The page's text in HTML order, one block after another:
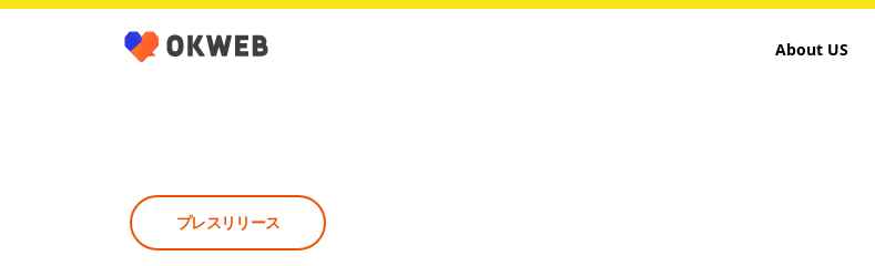
About US
プレスリリース